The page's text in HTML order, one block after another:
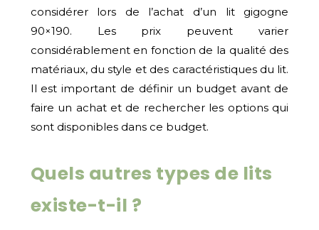
considérer lors de l’achat d’un lit gigogne
90×190. Les prix peuvent varier
considérablement en fonction de la qualité des
matériaux, du style et des caractéristiques du lit.
Il est important de définir un budget avant de
faire un achat et de rechercher les options qui
sont disponibles dans ce budget.
Quels autres types de lits
existe-t-il ?